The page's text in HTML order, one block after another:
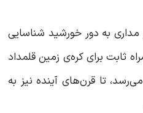
به دور خورشید شناسایی
ثابت برای کره‌ی زمین قلمداد
تا قرن‌های آینده نیز به